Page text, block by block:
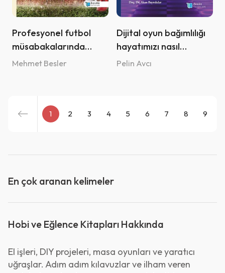
Profesyonel futbol
müsabakalarında
erken ofansif Oyuncu
üzerine etkilerinin
Mehmet Besler
Dijital oyun bağımlılığı
hayatımızı nasıl
etkiliyor?
Pelin Avcı
1 2 3 4 5 6 7 8 9
En çok aranan kelimeler
Hobi ve Eğlence Kitapları Hakkında
El işleri, DIY projeleri, masa oyunları ve yaratıcı
uğraşlar. Adım adım kılavuzlar ve ilham veren